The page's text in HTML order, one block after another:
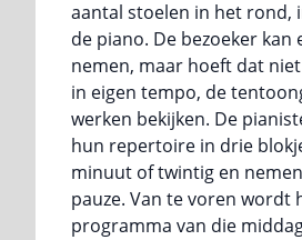
aantal stoelen in het rond,
de piano. De bezoeker kan
nemen, maar hoeft dat
in eigen tempo, de
werken bekijken. De
hun repertoire in drie
minuut of twintig en
pauze. Van te voren wordt
programma van die